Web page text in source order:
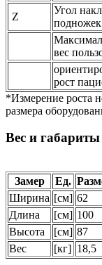
Z
Угол
подножек
вес
рост
*Измерение роста
размера
Вес и габариты
Замер Ед.
Ширина [см] 62
Длина
[см] 100
Высота
[см] 87
Вес
[кг] 18,5